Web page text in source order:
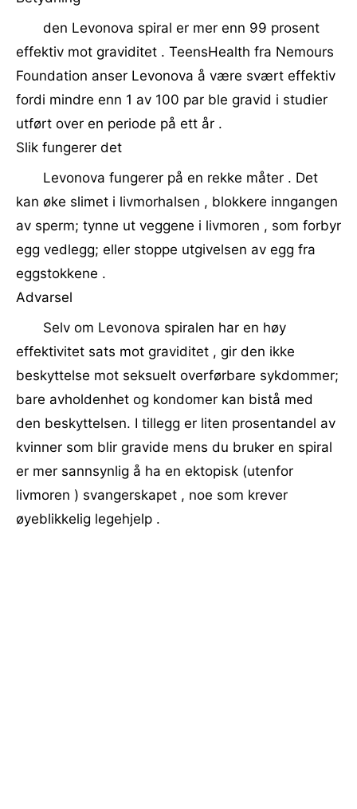
den Levonova spiral er mer enn 99 prosent
effektiv mot graviditet . TeensHealth fra Nemours
Foundation anser Levonova å være svært effektiv
fordi mindre enn 1 av 100 par ble gravid i studier
utført over en periode på ett år .
Slik fungerer det
Levonova fungerer på en rekke måter . Det
kan øke slimet i livmorhalsen , blokkere inngangen
av sperm; tynne ut veggene i livmoren , som forbyr
egg vedlegg; eller stoppe utgivelsen av egg fra
eggstokkene .
Advarsel
Selv om Levonova spiralen har en høy
effektivitet sats mot graviditet , gir den ikke
beskyttelse mot seksuelt overførbare sykdommer;
bare avholdenhet og kondomer kan bistå med
den beskyttelsen. I tillegg er liten prosentandel av
kvinner som blir gravide mens du bruker en spiral
er mer sannsynlig å ha en ektopisk (utenfor
livmoren ) svangerskapet , noe som krever
øyeblikkelig legehjelp .